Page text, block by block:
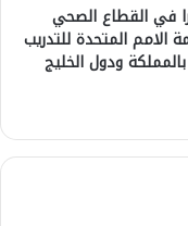
في القطاع الصحي
الامم المتحدة للتدريب
والاعلام ال UN MTC بالمملكة ودول الخليج